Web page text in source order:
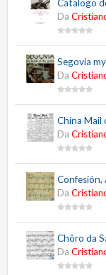
Catalogo
Da
Segovia
Da
China Mail
Da
Da
Chôro da
Da